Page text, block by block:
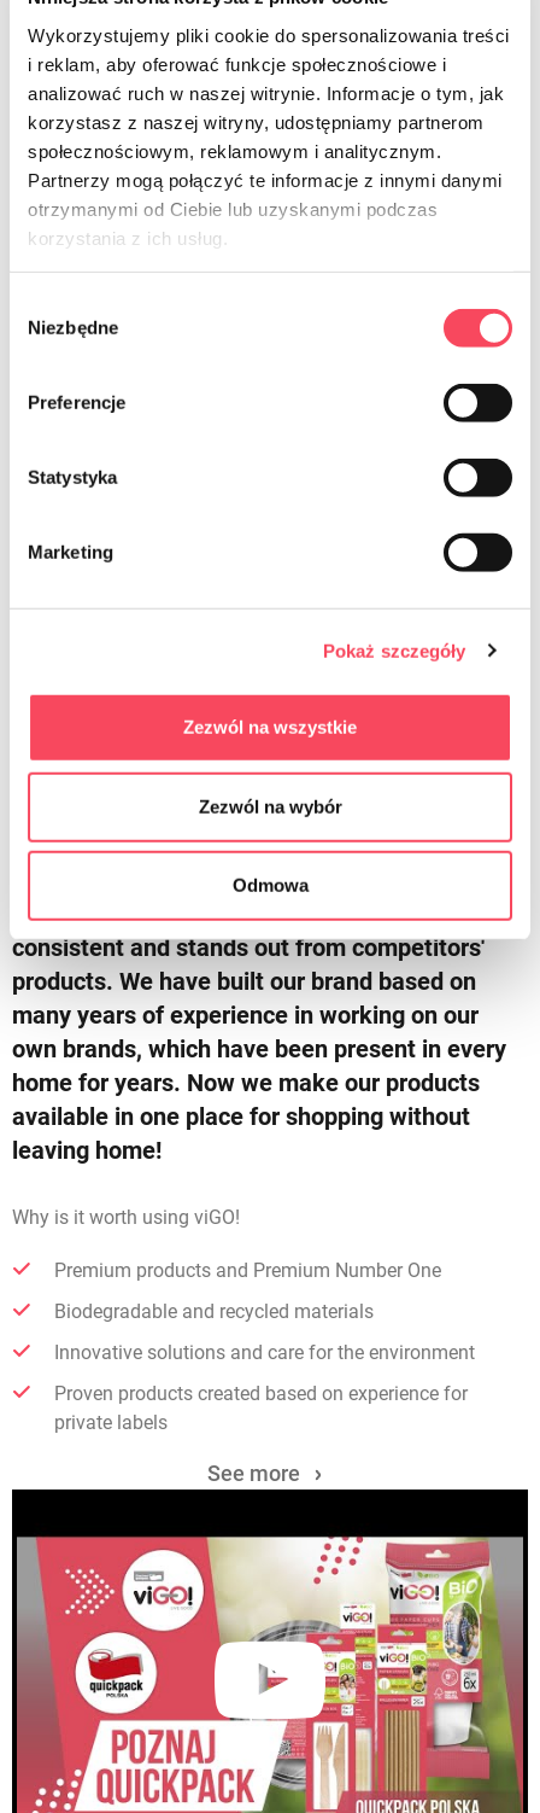
Wykorzystujemy pliki cookie do spersonalizowania treści
i reklam, aby oferować funkcje społecznościowe i
analizować ruch w naszej witrynie. Informacje o tym, jak
korzystasz z naszej witryny, udostępniamy partnerom
społecznościowym, reklamowym i analitycznym.
Partnerzy mogą połączyć te informacje z innymi danymi
otrzymanymi od Ciebie lub uzyskanymi podczas
korzystania z ich usług.
zgody
Niezbędne
Preferencje
Statystyka
Marketing
Pokaż szczegóły
Zezwól na wszystkie
Zezwól na wybór
Odmowa
Poznaj vIGO! piknik
ciesz się smakowitymi letnimi chwilami spędzonymi z
viGO
More about us
We try to meet your expectations
viGO! is a revolution on the home products
market. Innovative rebranding that is always
consistent and stands out from competitors'
products. We have built our brand based on
many years of experience in working on our
own brands, which have been present in every
home for years. Now we make our products
available in one place for shopping without
leaving home!
Why is it worth using viGO!
Premium products and Premium Number One
Biodegradable and recycled materials
Innovative solutions and care for the environment
Proven products created based on experience for
private labels
See more